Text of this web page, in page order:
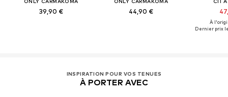
39,90 € 44,90 €
À
Dernier prix
INSPIRATION POUR VOS TENUES
À PORTER AVEC